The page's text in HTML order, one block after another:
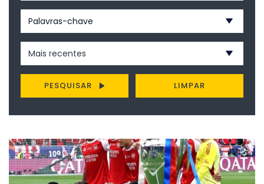
Palavras-chave
Mais recentes
PESQUISAR LIMPAR